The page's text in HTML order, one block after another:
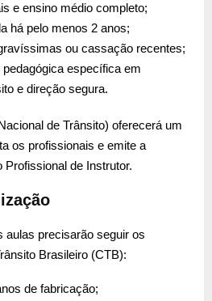
e ensino médio completo;
há pelo menos 2 anos;
ou cassação recentes;
específica em
e direção segura.
de Trânsito) oferecerá um
os profissionais e emite a
Profissional de Instrutor.
precisarão seguir os
Brasileiro (CTB):
de fabricação;